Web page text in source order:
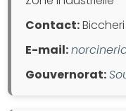
Contact:
E-mail:
Gouvernorat: